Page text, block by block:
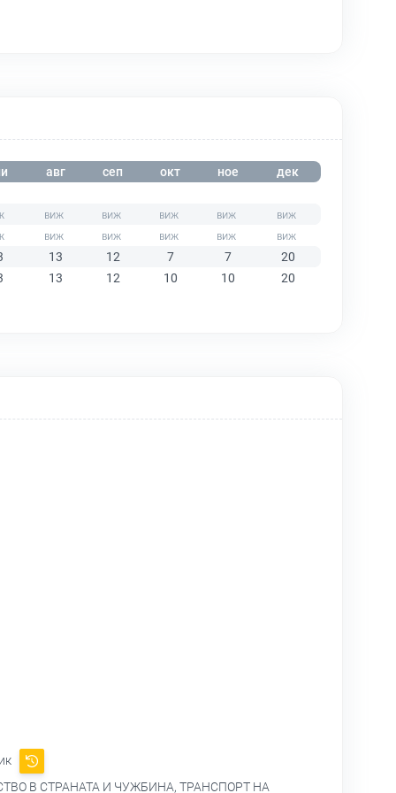
авг сеп окт ное дек
13 12 7 7
20
13 12 10 10 20
В СТРАНАТА И ЧУЖБИНА, ТРАНСПОРТ НА